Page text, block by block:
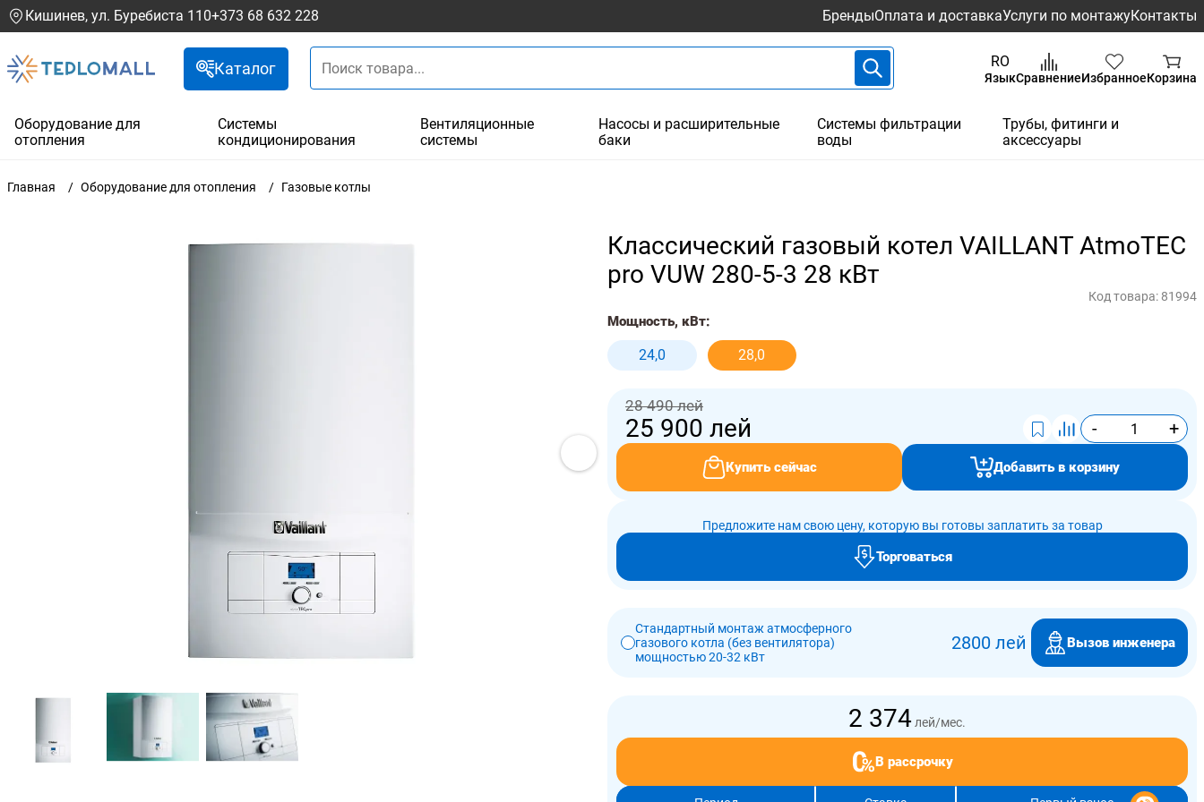
Кишинев, ул. Буребиста 110+373 68 632 228 БрендыОплата и доставкаУслуги по монтажуКонтакты
Каталог RO
ЯзыкСравнениеИзбранноеКорзина
Оборудование для
отопления
Системы
кондиционирования
Вентиляционные
системы
Насосы и расширительные
баки
Системы фильтрации
воды
Трубы, фитинги и
аксессуары
Главная Оборудование для отопления Газовые котлы
Классический газовый котел VAILLANT AtmoTEC
pro VUW 280-5-3 28 кВт
Код товара: 81994
Мощность, кВт:
24,0 28,0
28 490 лей
25 900 лей - +
Купить сейчас Добавить в корзину
Предложите нам свою цену, которую вы готовы заплатить за товар
Торговаться
Стандартный монтаж атмосферного
газового котла (без вентилятора)
мощностью 20-32 кВт
2800 лей Вызов инженера
2 374лей/мес.
В рассрочку